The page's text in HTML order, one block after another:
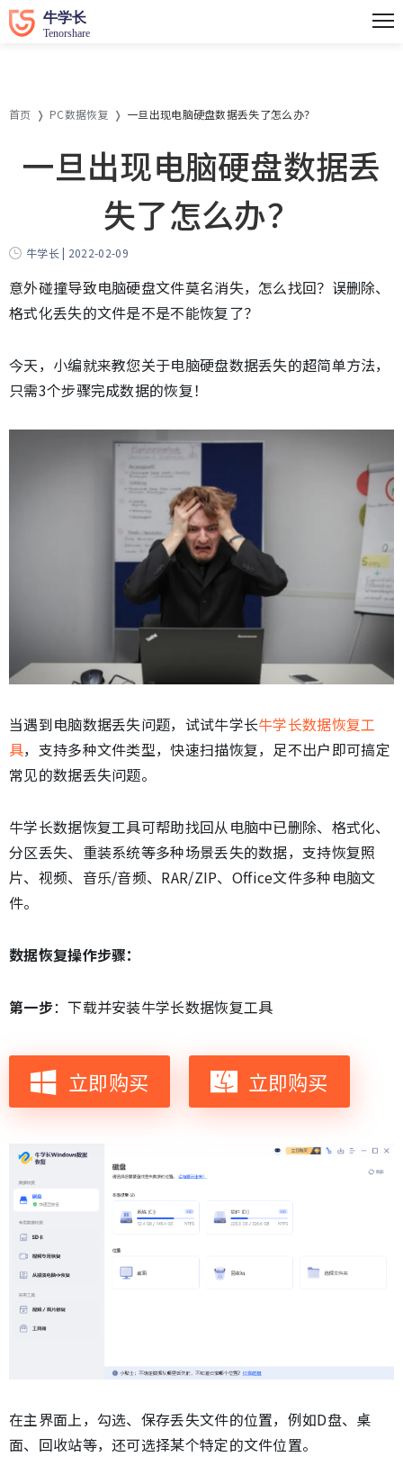
首页 PC数据恢复 一旦出现电脑硬盘数据丢失了怎么办？
一旦出现电脑硬盘数据丢
失了怎么办？
牛学长 | 2022-02-09
意外碰撞导致电脑硬盘文件莫名消失，怎么找回？误删除、
格式化丢失的文件是不是不能恢复了？
今天，小编就来教您关于电脑硬盘数据丢失的超简单方法，
只需3个步骤完成数据的恢复！
当遇到电脑数据丢失问题，试试牛学长牛学长数据恢复工
具，支持多种文件类型，快速扫描恢复，足不出户即可搞定
常见的数据丢失问题。
牛学长数据恢复工具可帮助找回从电脑中已删除、格式化、
分区丢失、重装系统等多种场景丢失的数据，支持恢复照
片、视频、音乐/音频、RAR/ZIP、Office文件多种电脑文
件。
数据恢复操作步骤：
第一步：下载并安装牛学长数据恢复工具
立即购买 立即购买
在主界面上，勾选、保存丢失文件的位置，例如D盘、桌
面、回收站等，还可选择某个特定的文件位置。